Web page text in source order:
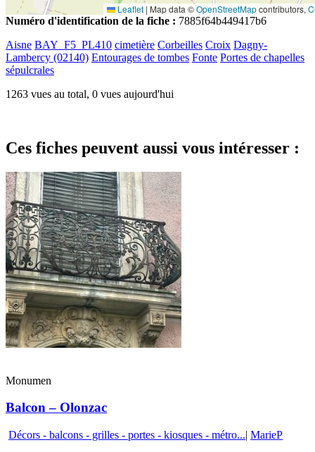
Leaflet | Map data ©OpenStreetMapcontributors,
Numéro d'identification de la fiche : 7885f64b449417b6
Aisne BAY_F5_PL410 cimetière Corbeilles Croix Dagny-
Lambercy (02140) Entourages de tombes Fonte Portes de chapelles
sépulcrales
1263 vues au total, 0 vues aujourd'hui
Ces fiches peuvent aussi vous intéresser :
Monumen
Balcon – Olonzac
Décors - balcons - grilles - portes - kiosques - métro...| MarieP